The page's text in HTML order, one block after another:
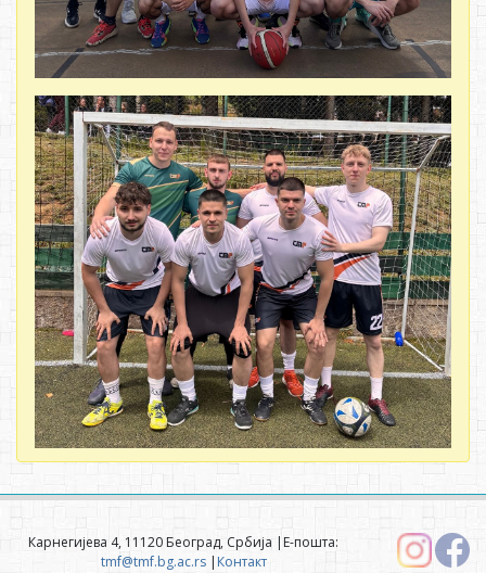
Карнегијева 4, 11120 Београд, Србија |Е-пошта:
tmf@tmf.bg.ac.rs| Контакт